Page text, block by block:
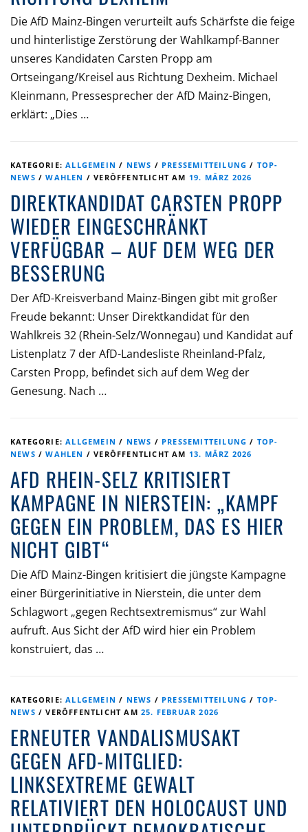
Die AfD Mainz-Bingen verurteilt aufs Schärfste die feige
und hinterlistige Zerstörung der Wahlkampf-Banner
unseres Kandidaten Carsten Propp am
Ortseingang/Kreisel aus Richtung Dexheim. Michael
Kleinmann, Pressesprecher der AfD Mainz-Bingen,
erklärt: „Dies …
KATEGORIE:ALLGEMEIN / NEWS / PRESSEMITTEILUNG / TOP-
NEWS /WAHLEN /VERÖFFENTLICHT AM 19. MÄRZ 2026
DIREKTKANDIDAT CARSTEN PROPP
WIEDER EINGESCHRÄNKT
VERFÜGBAR – AUF DEM WEG DER
BESSERUNG
Der AfD-Kreisverband Mainz-Bingen gibt mit großer
Freude bekannt: Unser Direktkandidat für den
Wahlkreis 32 (Rhein-Selz/Wonnegau) und Kandidat auf
Listenplatz 7 der AfD-Landesliste Rheinland-Pfalz,
Carsten Propp, befindet sich auf dem Weg der
Genesung. Nach …
KATEGORIE:ALLGEMEIN / NEWS / PRESSEMITTEILUNG / TOP-
NEWS /WAHLEN /VERÖFFENTLICHT AM 13. MÄRZ 2026
AFD RHEIN-SELZ KRITISIERT
KAMPAGNE IN NIERSTEIN: „KAMPF
GEGEN EIN PROBLEM, DAS ES HIER
NICHT GIBT“
Die AfD Mainz-Bingen kritisiert die jüngste Kampagne
einer Bürgerinitiative in Nierstein, die unter dem
Schlagwort „gegen Rechtsextremismus“ zur Wahl
aufruft. Aus Sicht der AfD wird hier ein Problem
konstruiert, das …
KATEGORIE:ALLGEMEIN / NEWS / PRESSEMITTEILUNG / TOP-
NEWS /VERÖFFENTLICHT AM25. FEBRUAR 2026
ERNEUTER VANDALISMUSAKT
GEGEN AFD-MITGLIED:
LINKSEXTREME GEWALT
RELATIVIERT DEN HOLOCAUST UND